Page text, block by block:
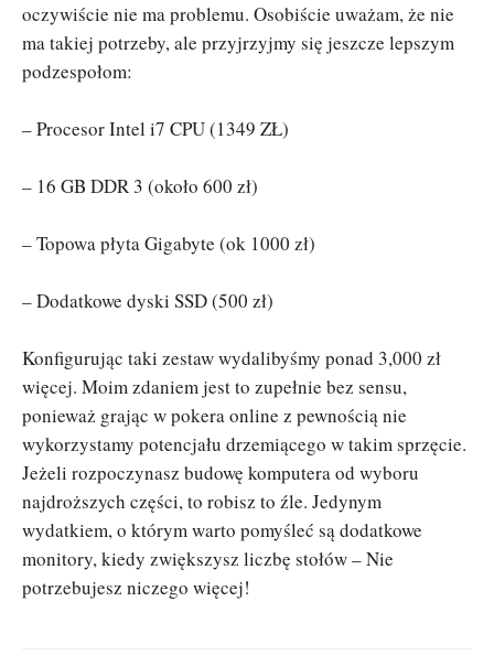
oczywiście nie ma problemu. Osobiście uważam, że nie
ma takiej potrzeby, ale przyjrzyjmy się jeszcze lepszym
podzespołom:
– Procesor Intel i7 CPU (1349 ZŁ)
– 16 GB DDR 3 (około 600 zł)
– Topowa płyta Gigabyte (ok 1000 zł)
– Dodatkowe dyski SSD (500 zł)
Konfigurując taki zestaw wydalibyśmy ponad 3,000 zł
więcej. Moim zdaniem jest to zupełnie bez sensu,
ponieważ grając w pokera online z pewnością nie
wykorzystamy potencjału drzemiącego w takim sprzęcie.
Jeżeli rozpoczynasz budowę komputera od wyboru
najdroższych części, to robisz to źle. Jedynym
wydatkiem, o którym warto pomyśleć są dodatkowe
monitory, kiedy zwiększysz liczbę stołów – Nie
potrzebujesz niczego więcej!